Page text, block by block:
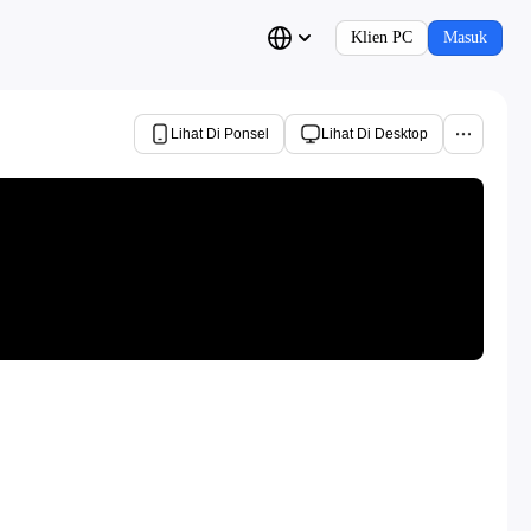
Klien PC Masuk
Lihat Di Ponsel Lihat Di Desktop